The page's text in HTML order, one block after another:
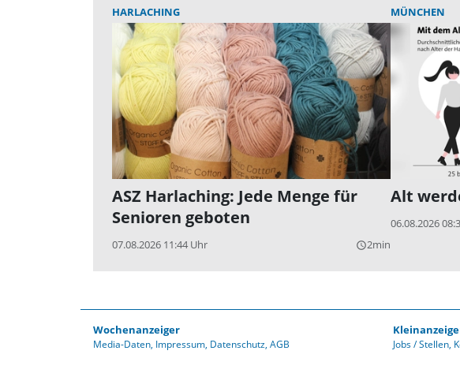
HARLACHING
ASZ Harlaching: Jede Menge für
Senioren geboten
07.08.2026 11:44 Uhr query_builder2min
MÜNCHEN
Alt
06.08.2026
Wochenanzeiger
Media-Daten Impressum Datenschutz AGB Jobs / Stellen